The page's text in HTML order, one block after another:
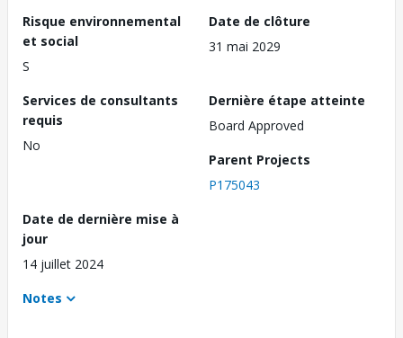
Risque environnemental
et social
S
Date de clôture
31 mai 2029
Services de consultants
requis
No
Dernière étape atteinte
Board Approved
Parent Projects
P175043
Date de dernière mise à
jour
14 juillet 2024
Notes